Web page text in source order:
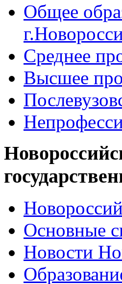
Общее
Среднее
Высшее
Основные
Новости